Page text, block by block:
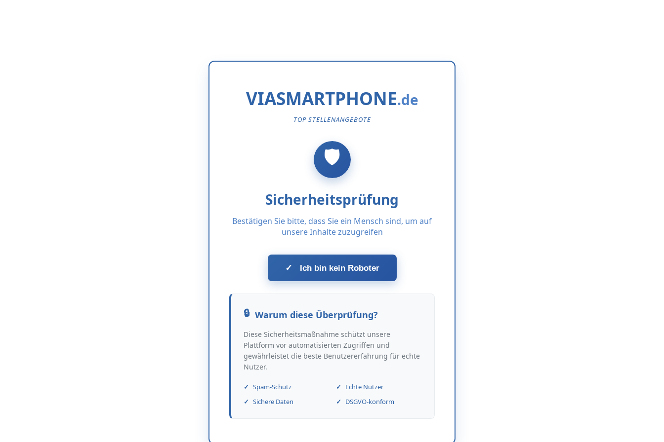
VIASMARTPHONE
TOP STELLENANGEBOTE
Sicherheitsprüfung
Bestätigen Sie bitte, dass Sie ein Mensch sind, um auf
unsere Inhalte zuzugreifen
✓ Ich bin kein Roboter
Warum diese Überprüfung?
Diese Sicherheitsmaßnahme schützt unsere
Plattform vor automatisierten Zugriffen und
gewährleistet die beste Benutzererfahrung für echte
Nutzer.
Spam-Schutz
Echte Nutzer
Sichere Daten
DSGVO-konform